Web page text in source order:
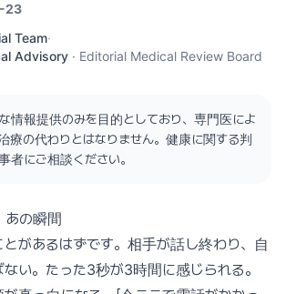
23
Team·
Advisory · Editorial Medical Review Board
情報提供のみを目的としており、専門医によ
療の代わりとはなりません。健康に関する判
者にご相談ください。
あの瞬間
があるはずです。相手が話し終わり、自
い。たった3秒が3時間に感じられる。